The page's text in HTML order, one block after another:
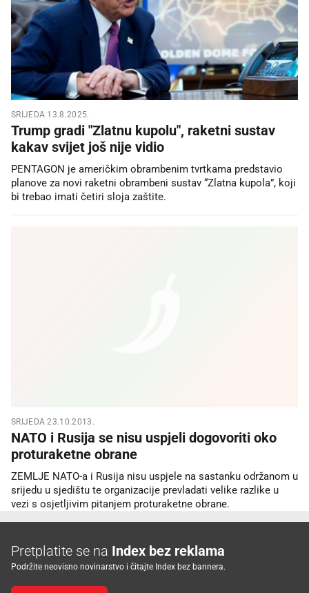
SRIJEDA 13.8.2025.
Trump gradi "Zlatnu kupolu", raketni sustav
kakav svijet još nije vidio
PENTAGON je američkim obrambenim tvrtkama predstavio
planove za novi raketni obrambeni sustav “Zlatna kupola”, koji
bi trebao imati četiri sloja zaštite.
SRIJEDA 23.10.2013.
NATO i Rusija se nisu uspjeli dogovoriti oko
proturaketne obrane
ZEMLJE NATO-a i Rusija nisu uspjele na sastanku održanom u
srijedu u sjedištu te organizacije prevladati velike razlike u
vezi s osjetljivim pitanjem proturaketne obrane.
Pretplatite se na Index bez reklama
Podržite neovisno novinarstvo i čitajte Index bez bannera.